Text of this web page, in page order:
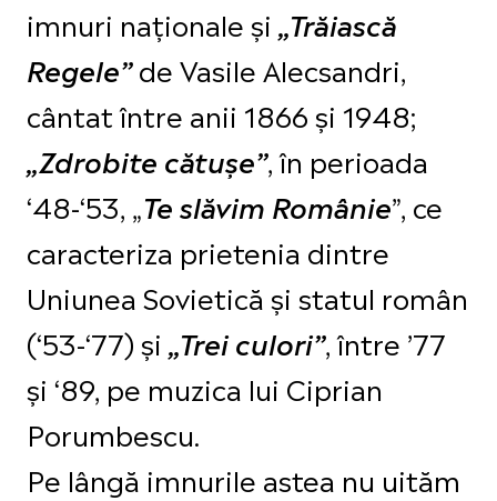
imnuri naţionale şi „Trăiască
Regele”de Vasile Alecsandri,
cântat între anii 1866 și 1948;
„Zdrobite cătuşe”, în perioada
‘48-‘53, „Te slăvim Românie”, ce
caracteriza prietenia dintre
Uniunea Sovietică şi statul român
(‘53-‘77) și „Trei culori”, între ’77
și ‘89, pe muzica lui Ciprian
Porumbescu.
Pe lângă imnurile astea nu uităm